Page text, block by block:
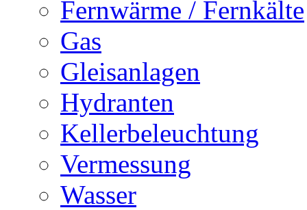
Fernwärme / Fernkälte
Gas
Gleisanlagen
Hydranten
Kellerbeleuchtung
Vermessung
Wasser